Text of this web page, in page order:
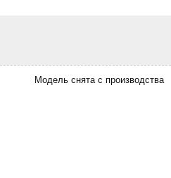
Модель снята с производства